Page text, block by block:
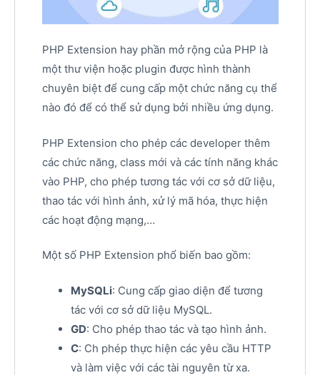
PHP Extension hay phần mở rộng của PHP là
một thư viện hoặc plugin được hình thành
chuyên biệt để cung cấp một chức năng cụ thể
nào đó để có thể sử dụng bởi nhiều ứng dụng.
PHP Extension cho phép các developer thêm
các chức năng, class mới và các tính năng khác
vào PHP, cho phép tương tác với cơ sở dữ liệu,
thao tác với hình ảnh, xử lý mã hóa, thực hiện
các hoạt động mạng,…
Một số PHP Extension phổ biến bao gồm:
MySQLi: Cung cấp giao diện để tương
tác với cơ sở dữ liệu MySQL.
GD: Cho phép thao tác và tạo hình ảnh.
C: Ch phép thực hiện các yêu cầu HTTP
và làm việc với các tài nguyên từ xa.